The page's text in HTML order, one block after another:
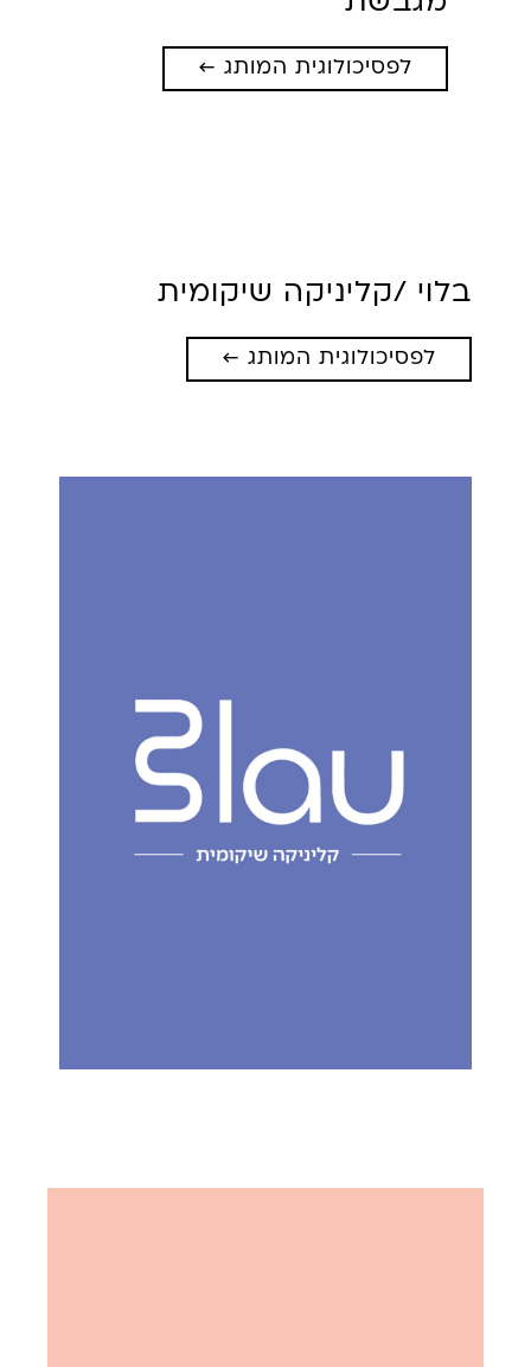
לפסיכולוגית המותג ←
בלוי / קליניקה שיקומית
לפסיכולוגית המותג ←